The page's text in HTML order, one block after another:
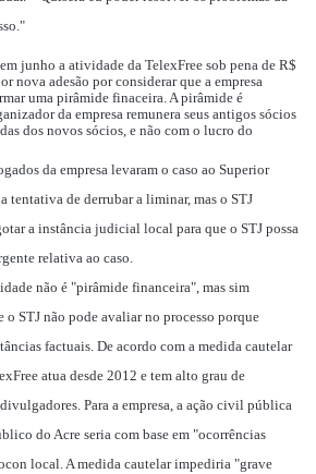
junho a atividade da TelexFree sob pena de R$
nova adesão por considerar que a empresa
uma pirâmide finaceira. A pirâmide é
da empresa remunera seus antigos sócios
dos novos sócios, e não com o lucro do
da empresa levaram o caso ao Superior
tentativa de derrubar a liminar, mas o STJ
a instância judicial local para que o STJ possa
relativa ao caso.
não é "pirâmide financeira", mas sim
o STJ não pode avaliar no processo porque
factuais. De acordo com a medida cautelar
atua desde 2012 e tem alto grau de
Para a empresa, a ação civil pública
do Acre seria com base em "ocorrências
local. A medida cautelar impediria "grave